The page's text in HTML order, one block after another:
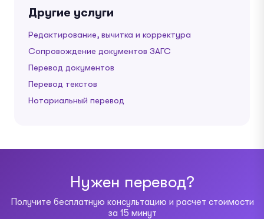
Другие услуги
Редактирование, вычитка и корректура
Сопровождение документов ЗАГС
Перевод документов
Перевод текстов
Нотариальный перевод
Нужен перевод?
Получите бесплатную консультацию и расчет стоимости
за 15 минут